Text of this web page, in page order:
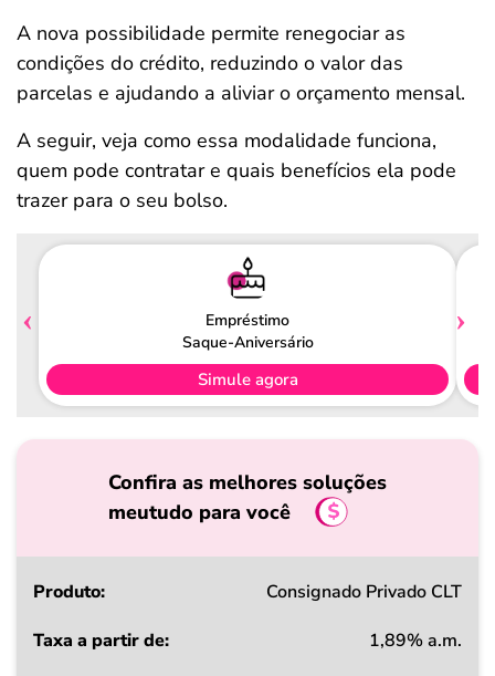
A nova possibilidade permite renegociar as
condições do crédito, reduzindo o valor das
parcelas e ajudando a aliviar o orçamento mensal.
A seguir, veja como essa modalidade funciona,
quem pode contratar e quais benefícios ela pode
trazer para o seu bolso.
Empréstimo
Saque-Aniversário
Simule agora
Confira as melhores soluções
meutudo para você
Produto
Consignado Privado CLT
1,89% a.m.